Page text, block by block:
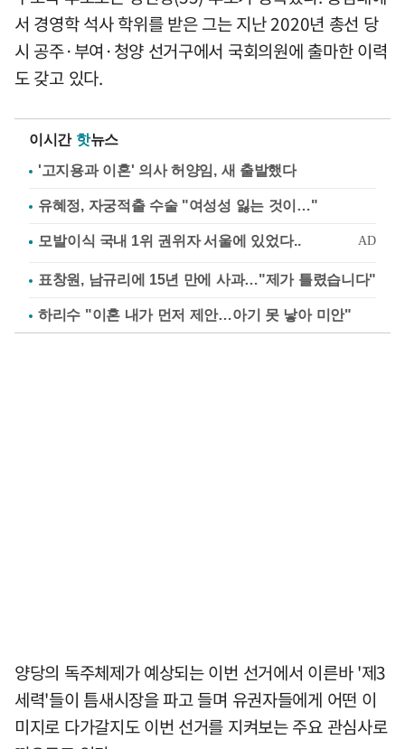
서 경영학 석사 학위를 받은 그는 지난 2020년 총선 당
시 공주·부여·청양 선거구에서 국회의원에 출마한 이력
도 갖고 있다.
이시간 핫뉴스
'고지용과 이혼' 의사 허양임, 새 출발했다
유혜정, 자궁적출 수술 "여성성 잃는 것이…"
표창원, 남규리에 15년 만에 사과…"제가 틀렸습니다"
하리수 "이혼 내가 먼저 제안…아기 못 낳아 미안"
양당의 독주체제가 예상되는 이번 선거에서 이른바 '제3
세력'들이 틈새시장을 파고 들며 유권자들에게 어떤 이
미지로 다가갈지도 이번 선거를 지켜보는 주요 관심사로